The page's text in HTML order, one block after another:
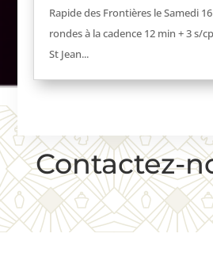
Rapide des Frontières le Samedi
rondes à la cadence 12 min + 3 s/
St Jean...
Contactez-